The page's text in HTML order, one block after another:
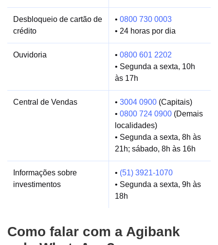
Desbloqueio de cartão de
crédito
• 0800 730 0003
• 24 horas por dia
Ouvidoria • 0800 601 2202
• Segunda a sexta, 10h
às 17h
Central de Vendas • 3004 0900 (Capitais)
• 0800 724 0900 (Demais
localidades)
• Segunda a sexta, 8h às
21h; sábado, 8h às 16h
Informações sobre
investimentos
• (51) 3921-1070
• Segunda a sexta, 9h às
18h
Como falar com a Agibank